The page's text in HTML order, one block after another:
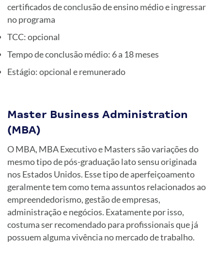
certificados de conclusão de ensino médio e ingressar
no programa
TCC: opcional
Tempo de conclusão médio: 6 a 18 meses
Estágio: opcional e remunerado
Master Business Administration
(MBA)
O MBA, MBA Executivo e Masters são variações do
mesmo tipo de pós-graduação lato sensu originada
nos Estados Unidos. Esse tipo de aperfeiçoamento
geralmente tem como tema assuntos relacionados ao
empreendedorismo, gestão de empresas,
administração e negócios. Exatamente por isso,
costuma ser recomendado para profissionais que já
possuem alguma vivência no mercado de trabalho.